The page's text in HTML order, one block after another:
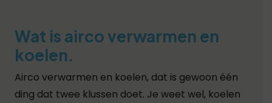
Wat is airco verwarmen en
koelen.
Airco verwarmen en koelen, dat is gewoon één
ding dat twee klussen doet. Je weet wel, koelen